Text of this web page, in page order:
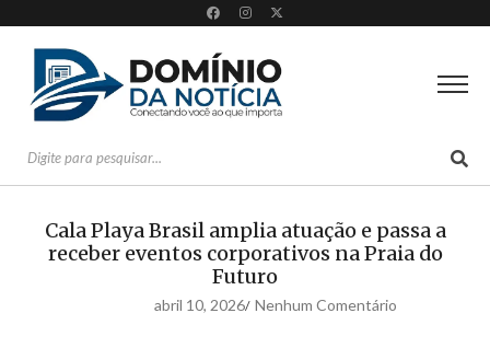
Cala Playa Brasil amplia atuação e passa a
receber eventos corporativos na Praia do
Futuro
abril 10, 2026/ Nenhum Comentário